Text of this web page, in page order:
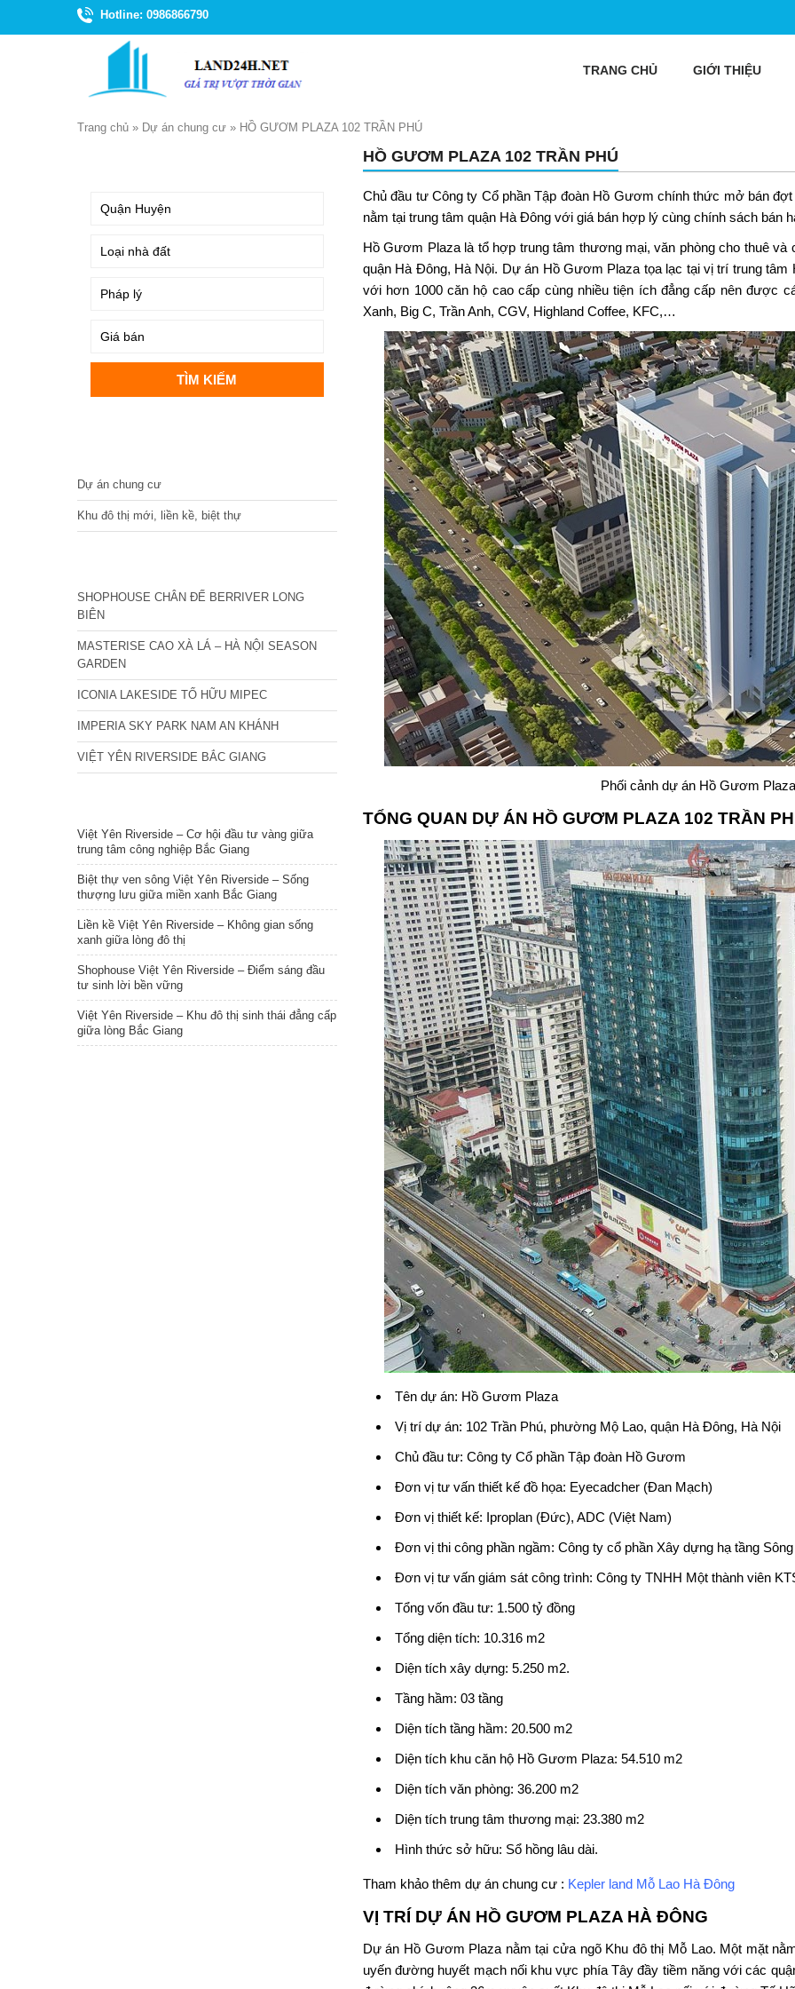
Hotline: 0986866790
TRANG CHỦ GIỚI THIỆU
Trang chủ » Dự án chung cư » HỒ GƯƠM PLAZA 102 TRẦN PHÚ
HỒ GƯƠM PLAZA 102 TRẦN PHÚ
Chủ đầu tư Công ty Cổ phần Tập đoàn Hồ Gươm chính thức mở bán
nằm tại trung tâm quận Hà Đông với giá bán hợp lý cùng chính sách bán
Hồ Gươm Plaza là tổ hợp trung tâm thương mại, văn phòng cho thuê
quận Hà Đông, Hà Nội. Dự án Hồ Gươm Plaza tọa lạc tại vị trí trung
với hơn 1000 căn hộ cao cấp cùng nhiều tiện ích đẳng cấp nên được
Xanh, Big C, Trần Anh, CGV, Highland Coffee, KFC,…
Phối cảnh dự án Hồ Gươm
TỔNG QUAN DỰ ÁN HỒ GƯƠM PLAZA 102 TRẦN
Tên dự án: Hồ Gươm Plaza
Vị trí dự án: 102 Trần Phú, phường Mộ Lao, quận Hà Đông, Hà Nội
Chủ đầu tư: Công ty Cổ phần Tập đoàn Hồ Gươm
Đơn vị tư vấn thiết kế đồ họa: Eyecadcher (Đan Mạch)
Đơn vị thiết kế: Iproplan (Đức), ADC (Việt Nam)
Đơn vị thi công phần ngầm: Công ty cổ phần Xây dựng hạ tầng
Đơn vị tư vấn giám sát công trình: Công ty TNHH Một thành viên
Tổng vốn đầu tư: 1.500 tỷ đồng
Tổng diện tích: 10.316 m2
Diện tích xây dựng: 5.250 m2.
Tầng hầm: 03 tầng
Diện tích tầng hầm: 20.500 m2
Diện tích khu căn hộ Hồ Gươm Plaza: 54.510 m2
Diện tích văn phòng: 36.200 m2
Diện tích trung tâm thương mại: 23.380 m2
Hình thức sở hữu: Sổ hồng lâu dài.
Tham khảo thêm dự án chung cư : Kepler land Mỗ Lao Hà Đông
VỊ TRÍ DỰ ÁN HỒ GƯƠM PLAZA HÀ ĐÔNG
Dự án Hồ Gươm Plaza nằm tại cửa ngõ Khu đô thị Mỗ Lao. Một mặt
uyến đường huyết mạch nối khu vực phía Tây đầy tiềm năng với các
Dự án chung cư
Khu đô thị mới, liền kề, biệt thự
SHOPHOUSE CHÂN ĐẾ BERRIVER LONG
BIÊN
MASTERISE CAO XÀ LÁ – HÀ NỘI SEASON
GARDEN
ICONIA LAKESIDE TỐ HỮU MIPEC
IMPERIA SKY PARK NAM AN KHÁNH
VIỆT YÊN RIVERSIDE BẮC GIANG
Việt Yên Riverside – Cơ hội đầu tư vàng giữa
trung tâm công nghiệp Bắc Giang
Biệt thự ven sông Việt Yên Riverside – Sống
thượng lưu giữa miền xanh Bắc Giang
Liền kề Việt Yên Riverside – Không gian sống
xanh giữa lòng đô thị
Shophouse Việt Yên Riverside – Điểm sáng đầu
tư sinh lời bền vững
Việt Yên Riverside – Khu đô thị sinh thái đẳng cấp
giữa lòng Bắc Giang